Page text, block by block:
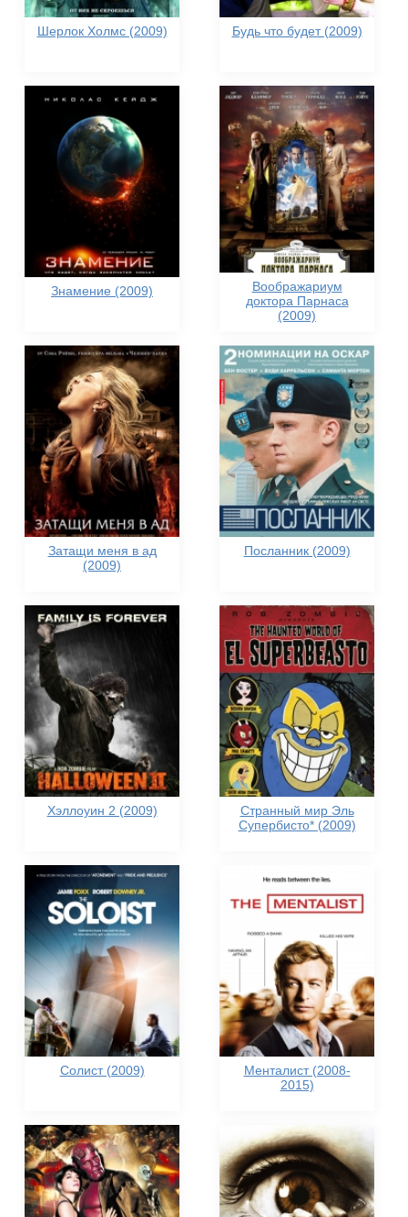
Шерлок Холмс (2009) Будь что будет (2009)
Знамение (2009)
Воображариум
доктора Парнаса
(2009)
Затащи меня в ад
(2009)
Посланник (2009)
Хэллоуин 2 (2009)
Странный мир Эль
Супербисто* (2009)
Солист (2009)
Менталист (2008-
2015)